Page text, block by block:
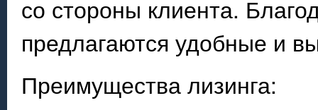
со стороны клиента.
предлагаются удобные и
Преимущества лизинга: